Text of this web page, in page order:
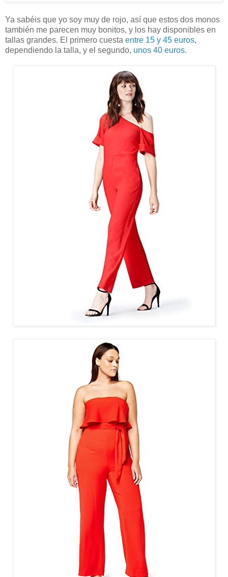
Ya sabéis que yo soy muy de rojo, así que estos dos monos
también me parecen muy bonitos, y los hay disponibles en
tallas grandes. El primero cuesta entre 15 y 45 euros,
dependiendo la talla, y el segundo, unos 40 euros.